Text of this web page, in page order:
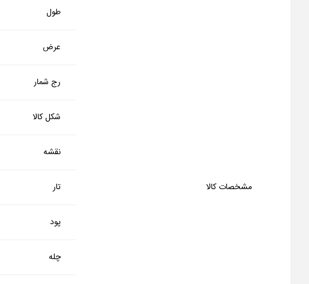
مشخصات کالا
طول
عرض
رج شمار
شکل کالا
نقشه
تار
پود
چله